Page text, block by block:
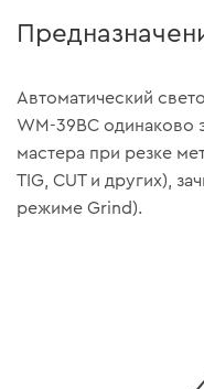
Автоматический
WM-39BC одинаково
мастера при резке
TIG, CUT и других),
режиме Grind).